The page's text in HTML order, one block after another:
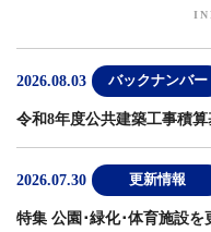
2026.08.03 バックナンバー
令和8年度公共建築工事積
2026.07.30 更新情報
特集 公園･緑化･体育施設を